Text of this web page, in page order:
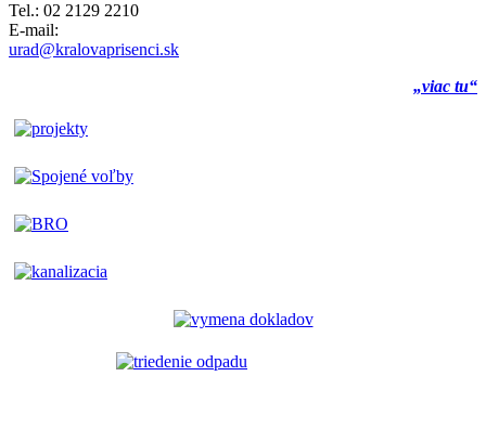
Tel.: 02 2129 2210
E-mail:
urad@kralovaprisenci.sk
„viac tu“